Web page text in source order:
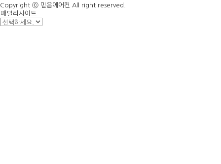
Copyright ⓒ 믿음에어컨 All right reserved.
패밀리사이트